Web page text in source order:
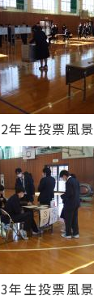
2年生投票風景
3年生投票風景